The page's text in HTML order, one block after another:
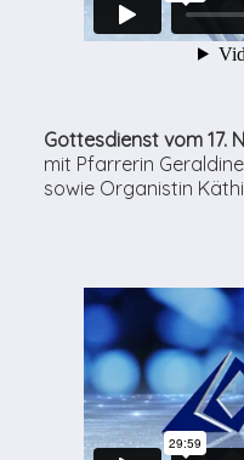
Gottesdienst vom 17.
mit Pfarrerin
sowie Organistin